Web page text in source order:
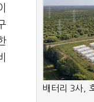
배터리 3사,